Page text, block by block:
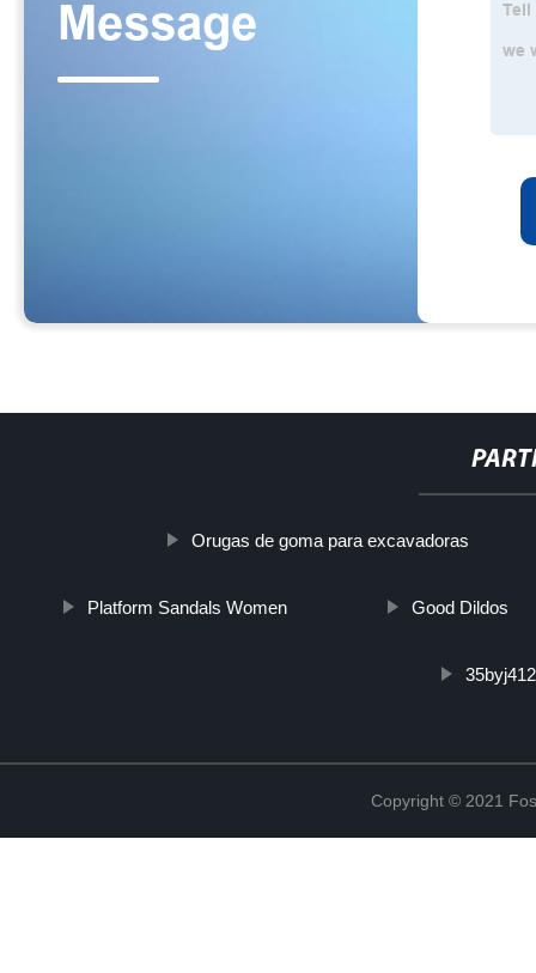
Orugas de goma para excavadoras
Platform Sandals Women Good Dildos
Copyright © 2021